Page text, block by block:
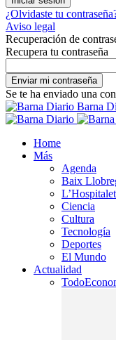
¿Olvidaste tu
Aviso legal
Recuperación de
Recupera tu contraseña
Se te ha enviado una
Barna
Home
Más
Agenda
Baix
Ciencia
Cultura
Tecnología
Deportes
El Mundo
Actualidad
Todo